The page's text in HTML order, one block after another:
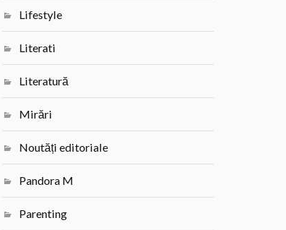
Lifestyle
Literati
Literatură
Mirări
Noutăți editoriale
Pandora M
Parenting